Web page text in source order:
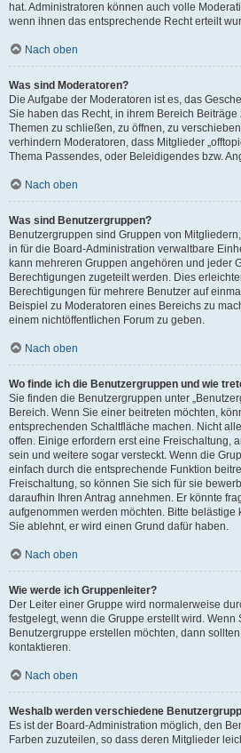
hat. Administratoren können auch volle
wenn ihnen das entsprechende Recht erteilt
Nach oben
Was sind Moderatoren?
Die Aufgabe der Moderatoren ist es, das
Sie haben das Recht, in ihrem Bereich
Themen zu schließen, zu öffnen, zu
verhindern Moderatoren, dass Mitglieder
Thema Passendes, oder Beleidigendes bzw.
Nach oben
Was sind Benutzergruppen?
Benutzergruppen sind Gruppen von
in für die Board-Administration verwaltbare
kann mehreren Gruppen angehören und jeder
Berechtigungen zugeteilt werden. Dies
Berechtigungen für mehrere Benutzer auf
Beispiel zu Moderatoren eines Bereichs zu
einem nichtöffentlichen Forum zu geben.
Nach oben
Wo finde ich die Benutzergruppen und wie
Sie finden die Benutzergruppen unter
Bereich. Wenn Sie einer beitreten möchten,
entsprechenden Schaltfläche machen. Nicht
offen. Einige erfordern erst eine Freischaltung,
sein und weitere sogar versteckt. Wenn die
einfach durch die entsprechende Funktion
Freischaltung, so können Sie sich für sie
daraufhin Ihren Antrag annehmen. Er könnte
aufgenommen werden möchten. Bitte belästige
Sie ablehnt, er wird einen Grund dafür haben.
Nach oben
Wie werde ich Gruppenleiter?
Der Leiter einer Gruppe wird normalerweise
festgelegt, wenn die Gruppe erstellt wird. Wenn
Benutzergruppe erstellen möchten, dann
kontaktieren.
Nach oben
Weshalb werden verschiedene
Es ist der Board-Administration möglich, den
Farben zuzuteilen, so dass deren Mitglieder